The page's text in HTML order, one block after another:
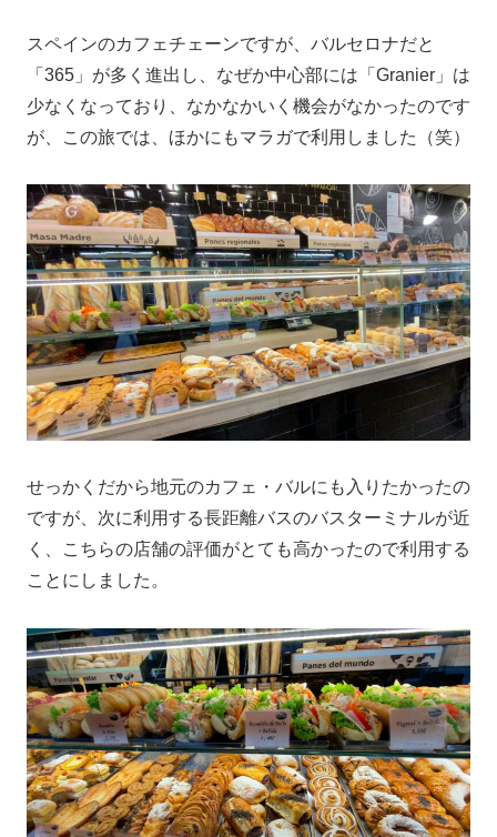
スペインのカフェチェーンですが、バルセロナだと
「365」が多く進出し、なぜか中心部には「Granier」は
少なくなっており、なかなかいく機会がなかったのです
が、この旅では、ほかにもマラガで利用しました（笑）
せっかくだから地元のカフェ・バルにも入りたかったの
ですが、次に利用する長距離バスのバスターミナルが近
く、こちらの店舗の評価がとても高かったので利用する
ことにしました。